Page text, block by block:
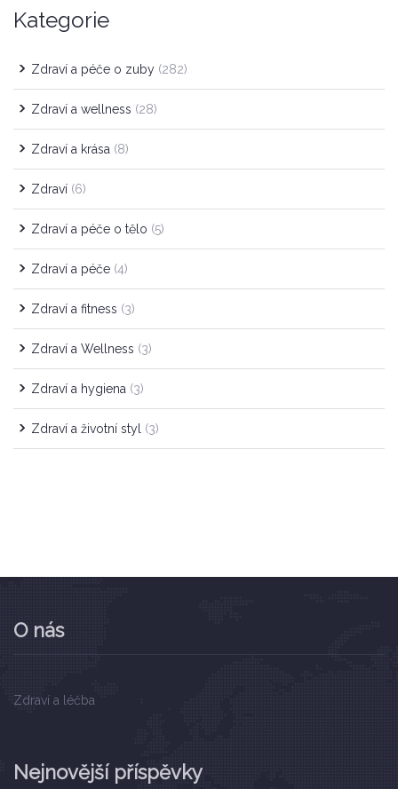
Kategorie
Zdraví a péče o zuby (282)
Zdraví a wellness (28)
Zdraví a krása (8)
Zdraví (6)
Zdraví a péče o tělo (5)
Zdraví a péče (4)
Zdraví a fitness (3)
Zdraví a Wellness (3)
Zdraví a hygiena (3)
Zdraví a životní styl (3)
O nás
Zdraví a léčba
Nejnovější příspěvky